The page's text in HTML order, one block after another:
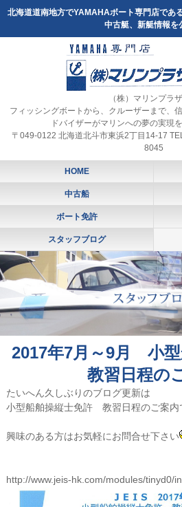
北海道道南地方でYAMAHAボート専門店であ
中古艇、新艇情報を
（株）マリンプラ
フィッシングボートから、クルーザーまで、
ドバイザーがマリンへの夢の実現
〒049-0122 北海道北斗市東浜2丁目14-17
8045
HOME
中古船
ボート免許
スタッフブログ
2017年7月～9月 小
教習日程の
たいへん久しぶりのブログ更新は
小型船舶操縦士免許 教習日程のご案内
興味のある方はお気軽にお問合せ下さい
http://www.jeis-hk.com/modules/tinyd0/